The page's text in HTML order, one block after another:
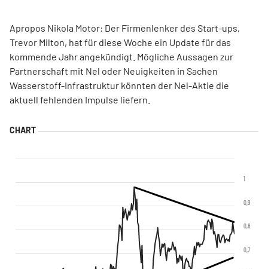
Apropos Nikola Motor: Der Firmenlenker des Start-ups,
Trevor Milton, hat für diese Woche ein Update für das
kommende Jahr angekündigt. Mögliche Aussagen zur
Partnerschaft mit Nel oder Neuigkeiten in Sachen
Wasserstoff-Infrastruktur könnten der Nel-Aktie die
aktuell fehlenden Impulse liefern.
0,7
0,8
0,9
1